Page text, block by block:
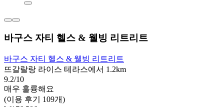
바구스 자티 헬스 & 웰빙 리트리트
바구스 자티 헬스 & 웰빙 리트리트
뜨갈랄랑 라이스 테라스에서 1.2km
9.2/10
매우 훌륭해요
(이용 후기 109개)